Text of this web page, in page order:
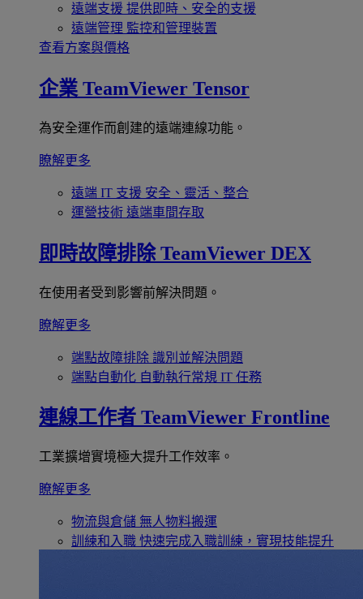
遠端支援 提供即時、安全的支援
遠端管理 監控和管理裝置
查看方案與價格
企業 TeamViewer Tensor
為安全運作而創建的遠端連線功能。
瞭解更多
遠端 IT 支援 安全、靈活、整合
運營技術 遠端車間存取
即時故障排除 TeamViewer DEX
在使用者受到影響前解決問題。
瞭解更多
端點故障排除 識別並解決問題
端點自動化 自動執行常規 IT 任務
連線工作者 TeamViewer Frontline
工業擴增實境極大提升工作效率。
瞭解更多
物流與倉儲 無人物料搬運
訓練和入職 快速完成入職訓練，實現技能提升